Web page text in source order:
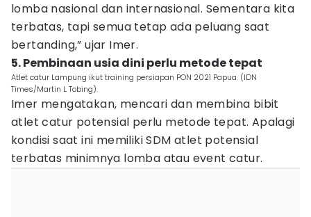
lomba nasional dan internasional. Sementara kita
terbatas, tapi semua tetap ada peluang saat
bertanding,” ujar Imer.
5. Pembinaan usia dini perlu metode tepat
Atlet catur Lampung ikut training persiapan PON 2021 Papua. (IDN
Times/Martin L Tobing).
Imer mengatakan, mencari dan membina bibit
atlet catur potensial perlu metode tepat. Apalagi
kondisi saat ini memiliki SDM atlet potensial
terbatas minimnya lomba atau event catur.